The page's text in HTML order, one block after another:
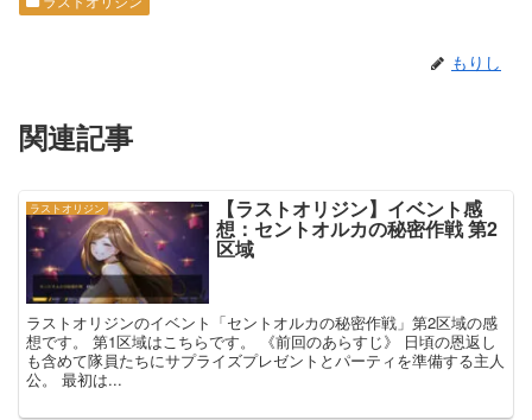
もりし
関連記事
ラストオリジン 【ラストオリジン】イベント感
想：セントオルカの秘密作戦 第2
区域
ラストオリジンのイベント「セントオルカの秘密作戦」第2区域の感
想です。 第1区域はこちらです。 《前回のあらすじ》 日頃の恩返し
も含めて隊員たちにサプライズプレゼントとパーティを準備する主人
公。 最初は...